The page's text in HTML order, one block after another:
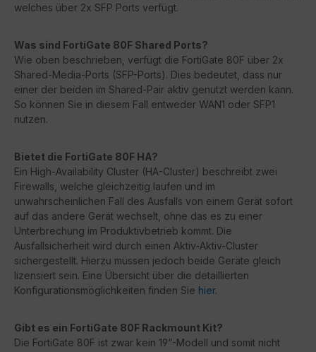
welches über 2x SFP Ports verfügt.
Was sind FortiGate 80F Shared Ports?
Wie oben beschrieben, verfügt die FortiGate 80F über 2x
Shared-Media-Ports (SFP-Ports). Dies bedeutet, dass nur
einer der beiden im Shared-Pair aktiv genutzt werden kann.
So können Sie in diesem Fall entweder WAN1 oder SFP1
nutzen.
Bietet die FortiGate 80F HA?
Ein High-Availability Cluster (HA-Cluster) beschreibt zwei
Firewalls, welche gleichzeitig laufen und im
unwahrscheinlichen Fall des Ausfalls von einem Gerät sofort
auf das andere Gerät wechselt, ohne das es zu einer
Unterbrechung im Produktivbetrieb kommt. Die
Ausfallsicherheit wird durch einen Aktiv-Aktiv-Cluster
sichergestellt. Hierzu müssen jedoch beide Geräte gleich
lizensiert sein. Eine Übersicht über die detaillierten
Konfigurationsmöglichkeiten finden Sie hier.
Gibt es ein FortiGate 80F Rackmount Kit?
Die FortiGate 80F ist zwar kein 19“-Modell und somit nicht